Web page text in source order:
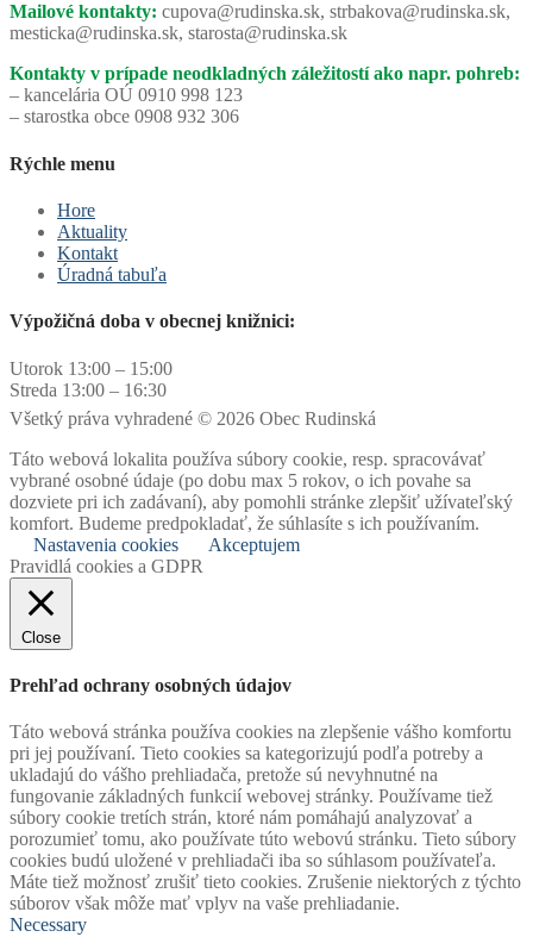
Mailové kontakty: cupova@rudinska.sk, strbakova@rudinska.sk,
mesticka@rudinska.sk, starosta@rudinska.sk
Kontakty v prípade neodkladných záležitostí ako napr. pohreb:
– kancelária OÚ 0910 998 123
– starostka obce 0908 932 306
Rýchle menu
Hore
Aktuality
Kontakt
Úradná tabuľa
Výpožičná doba v obecnej knižnici:
Utorok 13:00 – 15:00
Streda 13:00 – 16:30
Všetký práva vyhradené © 2026 Obec Rudinská
Táto webová lokalita používa súbory cookie, resp. spracovávať
vybrané osobné údaje (po dobu max 5 rokov, o ich povahe sa
dozviete pri ich zadávaní), aby pomohli stránke zlepšiť užívateľský
komfort. Budeme predpokladať, že súhlasíte s ich používaním.
Nastavenia cookies
Akceptujem
Pravidlá cookies a GDPR
Close
Prehľad ochrany osobných údajov
Táto webová stránka používa cookies na zlepšenie vášho komfortu
pri jej používaní. Tieto cookies sa kategorizujú podľa potreby a
ukladajú do vášho prehliadača, pretože sú nevyhnutné na
fungovanie základných funkcií webovej stránky. Používame tiež
súbory cookie tretích strán, ktoré nám pomáhajú analyzovať a
porozumieť tomu, ako používate túto webovú stránku. Tieto súbory
cookies budú uložené v prehliadači iba so súhlasom používateľa.
Máte tiež možnosť zrušiť tieto cookies. Zrušenie niektorých z týchto
súborov však môže mať vplyv na vaše prehliadanie.
Necessary